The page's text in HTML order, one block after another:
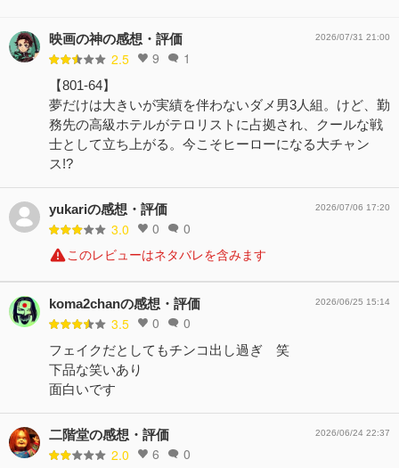
映画の神の感想・評価
2.5 9 1
2026/07/31 21:00
【801-64】
夢だけは大きいが実績を伴わないダメ男3人組。けど、勤
務先の高級ホテルがテロリストに占拠され、クールな戦
士として立ち上がる。今こそヒーローになる大チャン
ス!?
yukariの感想・評価
3.0 0 0
2026/07/06 17:20
このレビューはネタバレを含みます
koma2chanの感想・評価
3.5 0 0
2026/06/25 15:14
フェイクだとしてもチンコ出し過ぎ 笑
下品な笑いあり
面白いです
二階堂の感想・評価
2.0 6 0
2026/06/24 22:37